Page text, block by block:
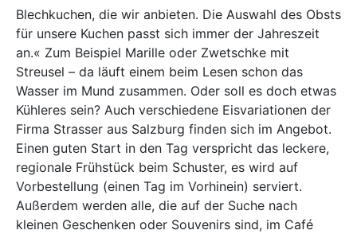
Blechkuchen, die wir anbieten. Die Auswahl des Obsts
für unsere Kuchen passt sich immer der Jahreszeit
an.« Zum Beispiel Marille oder Zwetschke mit
Streusel – da läuft einem beim Lesen schon das
Wasser im Mund zusammen. Oder soll es doch etwas
Kühleres sein? Auch verschiedene Eisvariationen der
Firma Strasser aus Salzburg finden sich im Angebot.
Einen guten Start in den Tag verspricht das leckere,
regionale Frühstück beim Schuster, es wird auf
Vorbestellung (einen Tag im Vorhinein) serviert.
Außerdem werden alle, die auf der Suche nach
kleinen Geschenken oder Souvenirs sind, im Café